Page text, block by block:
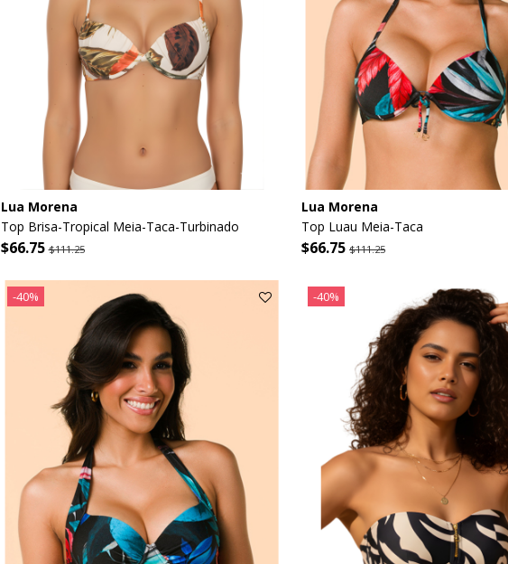
Lua Morena
Top Brisa-Tropical Meia-Taca-Turbinado
$66.75$111.25
Lua Morena
Top Luau Meia-Taca
$66.75 $111.25
-40% -40%